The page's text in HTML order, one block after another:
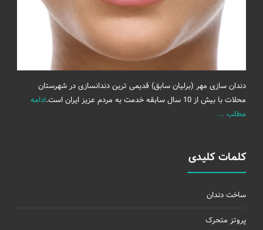
دندان سازی مهر (برلیان سابق) قدیمی ترین دندانسازی در شهرستان
محلات با بیش از 10 سال سابقه خدمت به مردم عزیز ایران است.
ادامه
مطلب ...
کلمات کلیدی
ساخت دندان
پروتز متحرک